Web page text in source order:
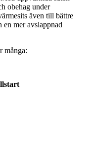
obehag under
även till bättre
mer avslappnad
många: